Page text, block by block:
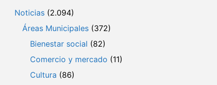
Noticias (2.094)
Áreas Municipales (372)
Bienestar social (82)
Comercio y mercado (11)
Cultura (86)